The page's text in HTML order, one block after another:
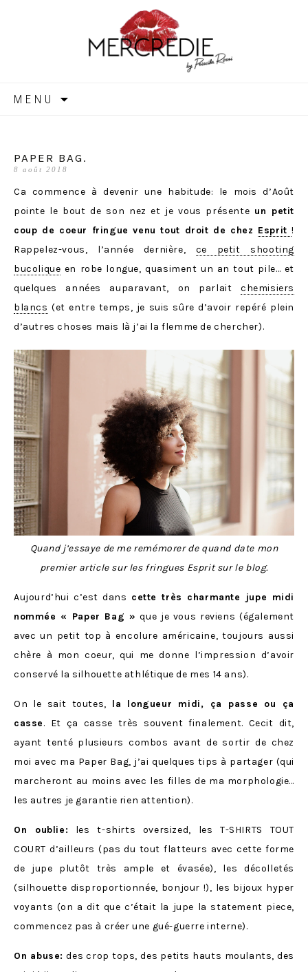
MERCREDIE
MENU
PAPER BAG.
8 août 2018
Ca commence à devenir une habitude: le mois d’Août
pointe le bout de son nez et je vous présente un petit
coup de coeur fringue venu tout droit de chez Esprit!
Rappelez-vous, l’année dernière, ce petit shooting
bucolique en robe longue, quasiment un an tout pile… et
quelques années auparavant, on parlait chemisiers
blancs (et entre temps, je suis sûre d’avoir repéré plein
d’autres choses mais là j’ai la flemme de chercher).
Quand j’essaye de me remémorer de quand date mon
premier article sur les fringues Esprit sur le blog.
Aujourd’hui c’est dans cette très charmante jupe midi
nommée « Paper Bag » que je vous reviens (également
avec un petit top à encolure américaine, toujours aussi
chère à mon coeur, qui me donne l’impression d’avoir
conservé la silhouette athlétique de mes 14 ans).
On le sait toutes, la longueur midi, ça passe ou ça
casse. Et ça casse très souvent finalement. Cecit dit,
ayant tenté plusieurs combos avant de sortir de chez
moi avec ma Paper Bag, j’ai quelques tips à partager (qui
marcheront au moins avec les filles de ma morphologie…
les autres je garantie rien attention).
On oublie: les t-shirts oversized, les T-SHIRTS TOUT
COURT d’ailleurs (pas du tout flatteurs avec cette forme
de jupe plutôt très ample et évasée), les décolletés
(silhouette disproportionnée, bonjour !), les bijoux hyper
voyants (on a dit que c’était la jupe la statement piece,
commencez pas à créer une gué-guerre interne).
On abuse: des crop tops, des petits hauts moulants, des